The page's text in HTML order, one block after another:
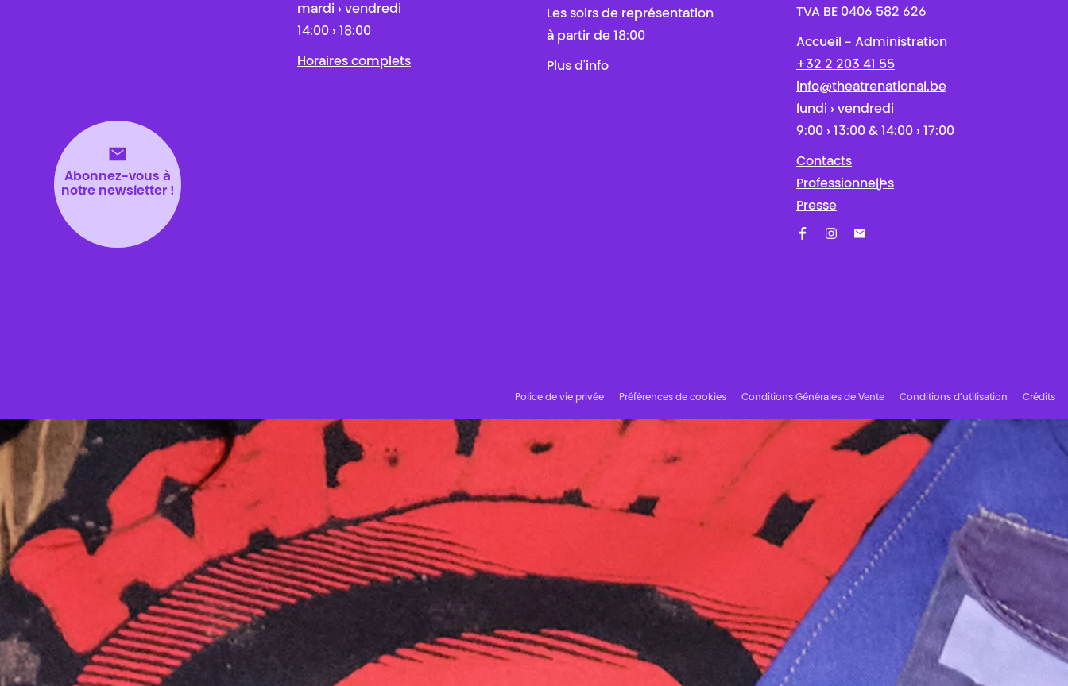
Abonnez-vous à
notre newsletter !
mardi › vendredi
14:00 › 18:00
Horaires complets
Les soirs de représentation
à partir de 18:00
Plus d'info
TVA BE 0406 582 626
Accueil - Administration
+32 2 203 41 55
info@theatrenational.be
lundi › vendredi
9:00 › 13:00 & 14:00 › 17:00
Contacts
Professionnel·les
Presse
Police de vie privée Préférences de cookies Conditions Générales de Vente Conditions d’utilisation Crédits